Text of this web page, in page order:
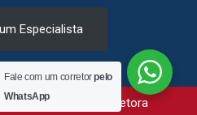
Especialista
© Qualimaxx Corretora
Fale com um corretorpelo
WhatsApp